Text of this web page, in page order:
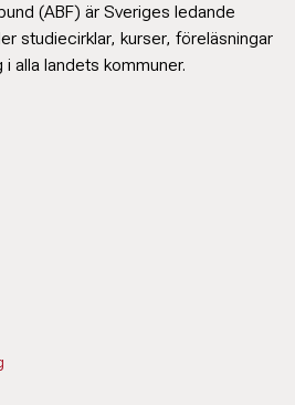
(ABF) är Sveriges ledande
studiecirklar, kurser, föreläsningar
alla landets kommuner.